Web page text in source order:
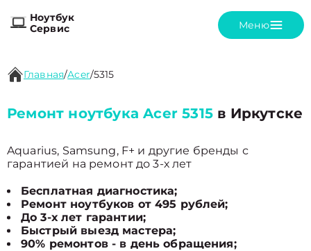
Ноутбук
Сервис
Меню
Главная/Acer/5315
Ремонт ноутбука Acer 5315 в Иркутске
Aquarius, Samsung, F+ и другие бренды с
гарантией на ремонт до 3-х лет
Бесплатная диагностика;
Ремонт ноутбуков от 495 рублей;
До 3-х лет гарантии;
Быстрый выезд мастера;
90% ремонтов - в день обращения;